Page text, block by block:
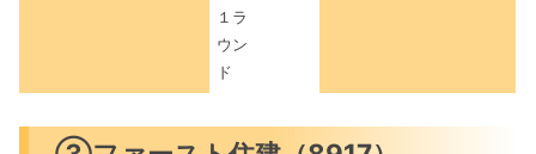
１ラ
ウン
ド